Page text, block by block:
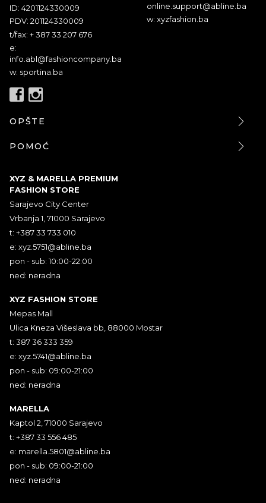
ID: 4201124330009
PDV: 201124330009
t/fax: + 387 33 207 676
e:
info.abl@fashioncompany.ba
w: sportina.ba
online.support@abline.ba
w: xyzfashion.ba
OPŠTE
POMOĆ
XYZ & MARELLA PREMIUM
FASHION STORE
Sarajevo City Center
Vrbanja 1, 71000 Sarajevo
t: +387 33 733 010
e: xyz.5751@abline.ba
pon - sub: 10:00-22:00
ned: neradna
XYZ FASHION STORE
Mepas Mall
Ulica Kneza Višeslava bb, 88000 Mostar
t: 387 36 333 359
e: xyz.5741@abline.ba
pon - sub: 09:00-21:00
ned: neradna
MARELLA
Kaptol 2, 71000 Sarajevo
t: +387 33 556 485
e: marella.5801@abline.ba
pon - sub: 09:00-21:00
ned: neradna